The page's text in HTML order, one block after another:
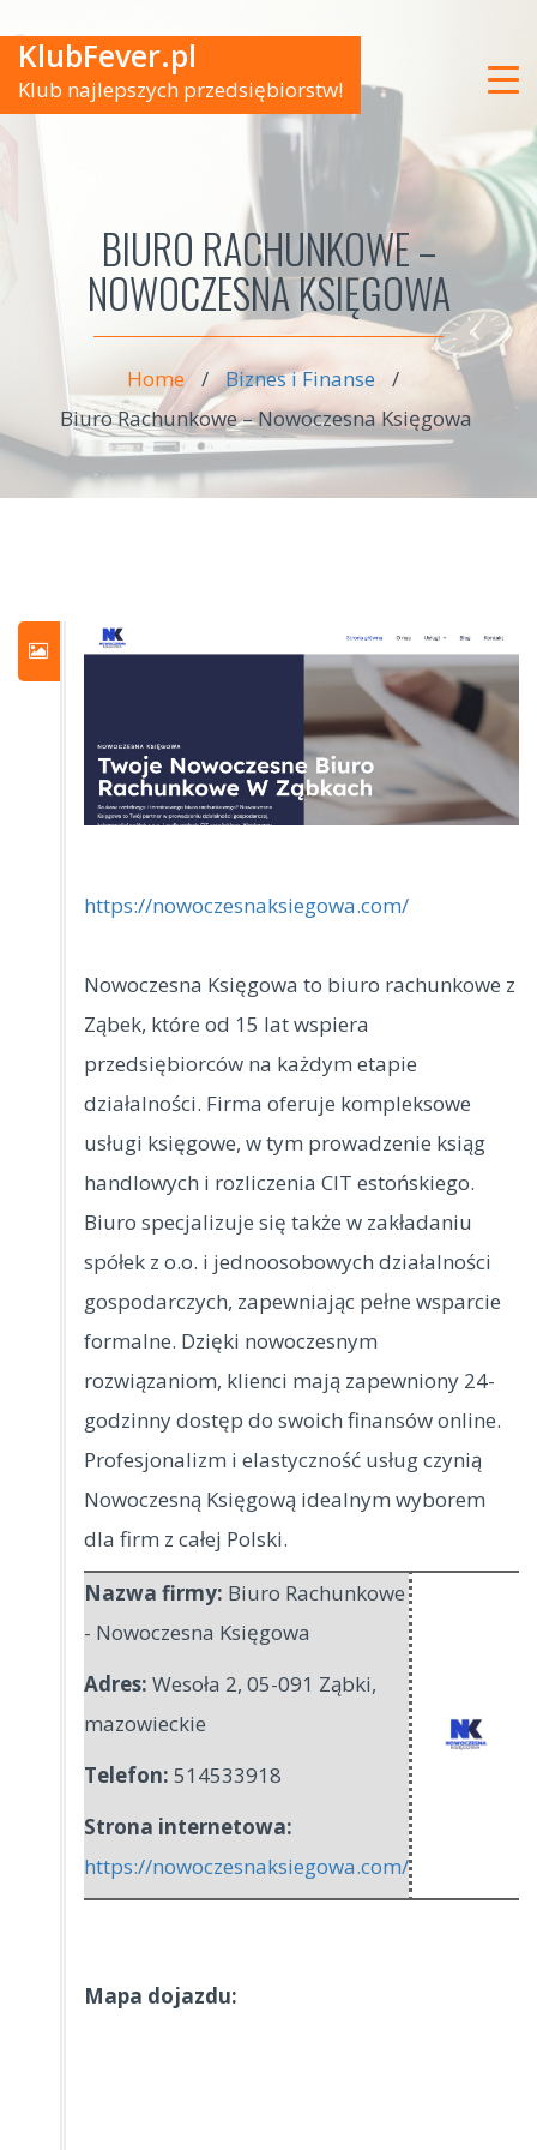
KlubFever.pl
Klub najlepszych przedsiębiorstw!
BIURO RACHUNKOWE –
NOWOCZESNA KSIĘGOWA
Home / Biznes i Finanse
/
Biuro Rachunkowe – Nowoczesna Księgowa
https://nowoczesnaksiegowa.com/
Nowoczesna Księgowa to biuro rachunkowe z
Ząbek, które od 15 lat wspiera
przedsiębiorców na każdym etapie
działalności. Firma oferuje kompleksowe
usługi księgowe, w tym prowadzenie ksiąg
handlowych i rozliczenia CIT estońskiego.
Biuro specjalizuje się także w zakładaniu
spółek z o.o. i jednoosobowych działalności
gospodarczych, zapewniając pełne wsparcie
formalne. Dzięki nowoczesnym
rozwiązaniom, klienci mają zapewniony 24-
godzinny dostęp do swoich finansów online.
Profesjonalizm i elastyczność usług czynią
Nowoczesną Księgową idealnym wyborem
dla firm z całej Polski.
Nazwa firmy: Biuro Rachunkowe
- Nowoczesna Księgowa
Adres: Wesoła 2, 05-091 Ząbki,
mazowieckie
Telefon: 514533918
Strona internetowa:
https://nowoczesnaksiegowa.com/
Mapa dojazdu: